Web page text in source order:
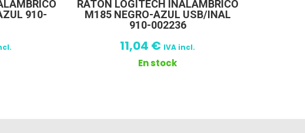
910-
RATON LOGITECH INALAMBRICO
M185 NEGRO-AZUL USB/INAL
910-002236
11,04 € IVA incl.
En stock